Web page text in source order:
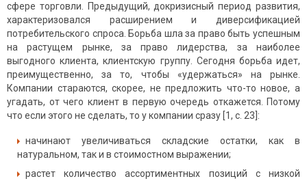
сфере торговли. Предыдущий, докризисный период развития,
характеризовался расширением и диверсификацией
потребительского спроса. Борьба шла за право быть успешным
на растущем рынке, за право лидерства, за наиболее
выгодного клиента, клиентскую группу. Сегодня борьба идет,
преимущественно, за то, чтобы «удержаться» на рынке.
Компании стараются, скорее, не предложить что-то новое, а
угадать, от чего клиент в первую очередь откажется. Потому
что если этого не сделать, то у компании сразу [1, с. 23]:
начинают увеличиваться складские остатки, как в
натуральном, так и в стоимостном выражении;
растет количество ассортиментных позиций с низкой